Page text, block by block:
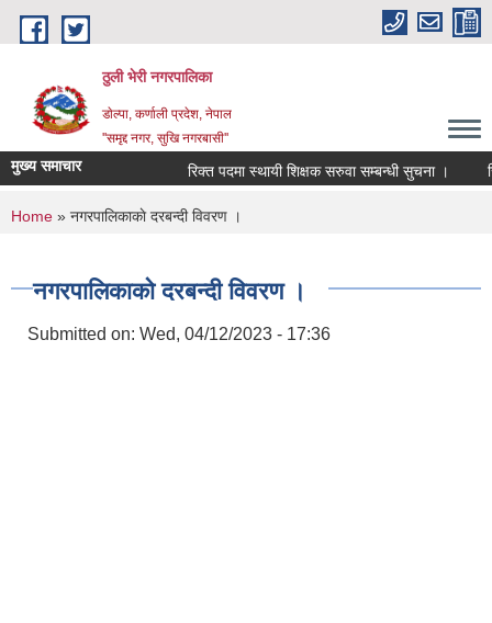
Skip to main content
ठुली भेरी नगरपालिका
डाेल्पा, कर्णाली प्रदेश, नेपाल
''समृद्द नगर, सुखि नगरबासी''
मुख्य समाचार रिक्त पदमा स्थायी शिक्षक सरुवा सम्बन्धी सुचना ।
You are here
Home » नगरपालिकाकाे दरबन्दी विवरण ।
नगरपालिकाकाे दरबन्दी विवरण ।
Submitted on: Wed, 04/12/2023 - 17:36